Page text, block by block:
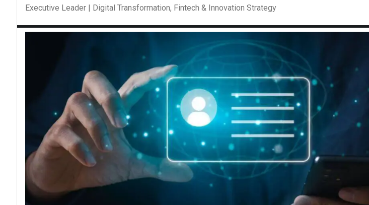
Executive Leader | Digital Transformation, Fintech & Innovation Strategy